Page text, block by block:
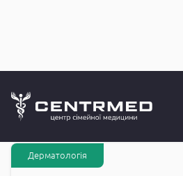
CENTRMED: Задай питання
Дерматологія